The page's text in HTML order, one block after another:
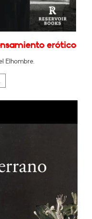
erótico
Elhombre.